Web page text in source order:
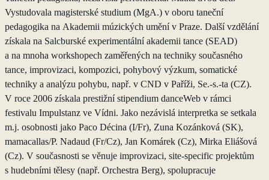
Vystudovala magisterské studium (MgA.) v oboru taneční
pedagogika na Akademii múzických umění v Praze. Další vzdělání
získala na Salcburské experimentální akademii tance (SEAD)
a na mnoha workshopech zaměřených na techniky současného
tance, improvizaci, kompozici, pohybový výzkum, somatické
techniky a analýzu pohybu, např. v CND v Paříži, Se.-s.-ta (CZ).
V roce 2006 získala prestižní stipendium danceWeb v rámci
festivalu Impulstanz ve Vídni. Jako nezávislá interpretka se setkala
m.j. osobnosti jako Paco Décina (I/Fr), Zuna Kozánková (SK),
mamacallas/P. Nadaud (Fr/Cz), Jan Komárek (Cz), Mirka Eliášová
(Cz). V současnosti se věnuje improvizaci, site-specific projektům
s hudebními tělesy (např. Orchestra Berg), spolupracuje